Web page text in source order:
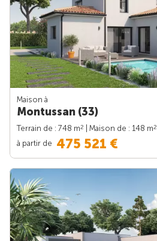
Maison à
Montussan (33)
Terrain de : 748 m2 | Maison de : 148 m2
à partir de 475 521 €